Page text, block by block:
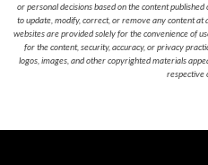
or personal decisions based on the content
to update, modify, correct, or remove any content
websites are provided solely for the convenience of
for the content, security, accuracy, or privacy
logos, images, and other copyrighted materials
respective